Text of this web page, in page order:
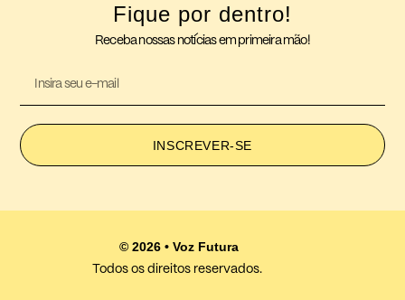
Fique por dentro!
Receba nossas notícias em primeira mão!
INSCREVER-SE
© 2026 • Voz Futura
Todos os direitos reservados.